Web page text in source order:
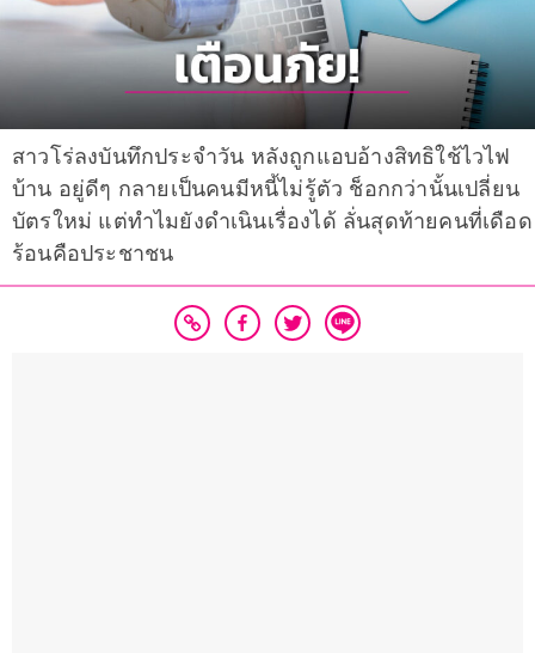
สาวโร่ลงบันทึกประจำวัน หลังถูกแอบอ้างสิทธิใช้ไวไฟ
บ้าน อยู่ดีๆ กลายเป็นคนมีหนี้ไม่รู้ตัว ช็อกกว่านั้นเปลี่ยน
บัตรใหม่ แต่ทำไมยังดำเนินเรื่องได้ ลั่นสุดท้ายคนที่เดือด
ร้อนคือประชาชน